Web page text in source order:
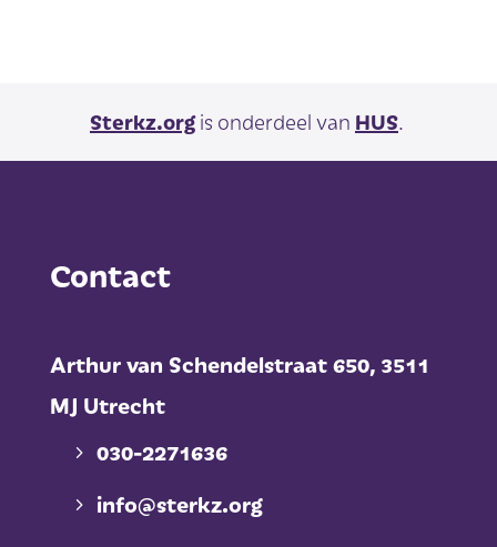
Sterkz.orgis onderdeel van HUS.
Contact
Arthur van Schendelstraat 650, 3511
MJ Utrecht
030-2271636
info@sterkz.org